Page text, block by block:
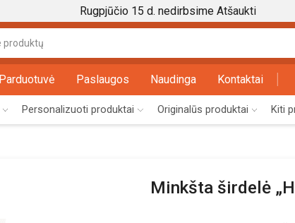
Rugpjūčio 15 d. nedirbsime Atšaukti
input
Parduotuvė Paslaugos Naudinga Kontaktai
Personalizuoti produktai Originalūs produktai Kiti
Minkšta širdelė